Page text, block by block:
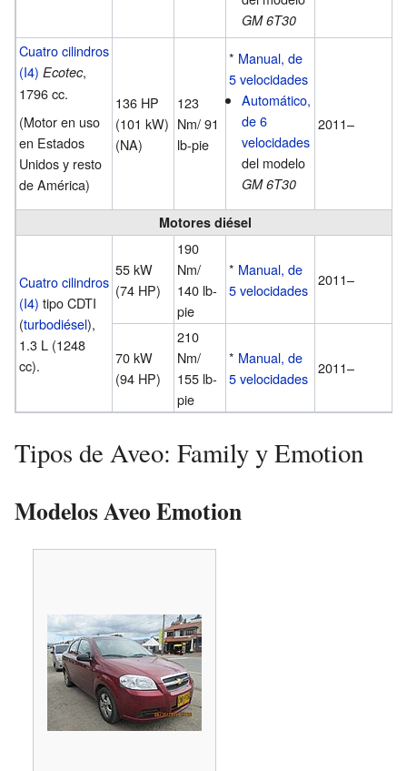
GM 6T30
Cuatro cilindros
(I4) Ecotec,
1796 cc.
(Motor en uso
en Estados
Unidos y resto
de América)
136 HP
(101 kW)
(NA)
123
Nm/ 91
lb-pie
* Manual, de
5 velocidades
Automático,
de 6
velocidades
del modelo
GM 6T30
2011–
Motores diésel
Cuatro cilindros
(I4) tipo CDTI
(turbodiésel),
1.3 L (1248
cc).
55 kW
(74 HP)
190
Nm/
140 lb-
pie
* Manual, de
5 velocidades
2011–
70 kW
(94 HP)
210
Nm/
155 lb-
pie
* Manual, de
5 velocidades
2011–
Tipos de Aveo: Family y Emotion
Modelos Aveo Emotion